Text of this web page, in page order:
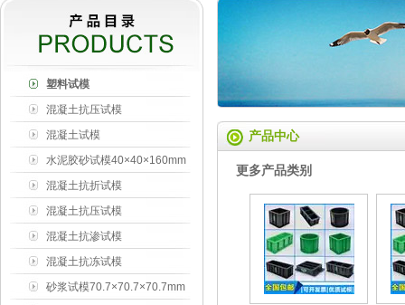
塑料试模
混凝土抗压试模
混凝土试模
水泥胶砂试模40×40×160mm
混凝土抗折试模
150×150×550mm
混凝土抗压试模
100×100×100mm
混凝土抗渗试模
175×185×150mm
混凝土抗冻试模
100×100×400mm
砂浆试模70.7×70.7×70.7mm
产品中心
更多产品类别